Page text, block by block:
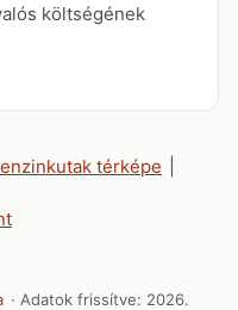
költségének
térképe
· Adatok frissítve: 2026.